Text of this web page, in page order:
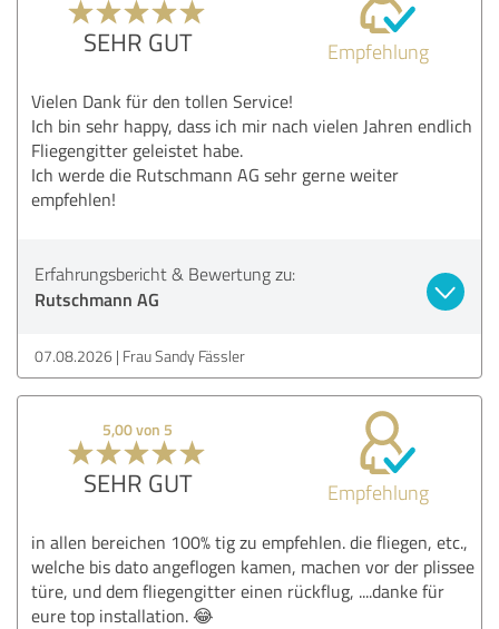
SEHR GUT Empfehlung
Vielen Dank für den tollen Service!
Ich bin sehr happy, dass ich mir nach vielen Jahren endlich
Fliegengitter geleistet habe.
Ich werde die Rutschmann AG sehr gerne weiter
empfehlen!
Erfahrungsbericht & Bewertung zu:
Rutschmann AG
07.08.2026 Frau Sandy Fässler
5,00 von 5
SEHR GUT Empfehlung
in allen bereichen 100% tig zu empfehlen. die fliegen, etc.,
welche bis dato angeflogen kamen, machen vor der plissee
türe, und dem fliegengitter einen rückflug, ....danke für
eure top installation. 😂